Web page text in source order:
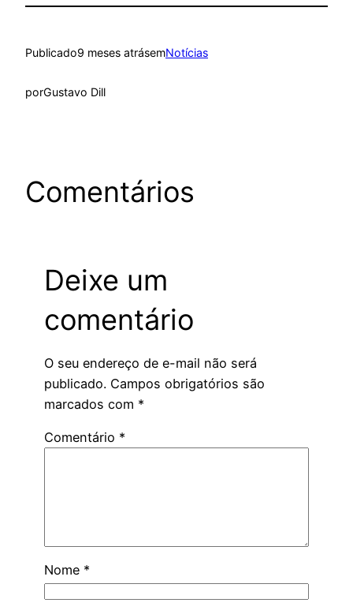
Publicado9 meses atrásemNotícias
porGustavo Dill
Comentários
Deixe um
comentário
O seu endereço de e-mail não será
publicado. Campos obrigatórios são
marcados com *
Comentário *
Nome *